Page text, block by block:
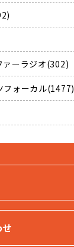
ァーラジオ(302)
フォーカル(1477)